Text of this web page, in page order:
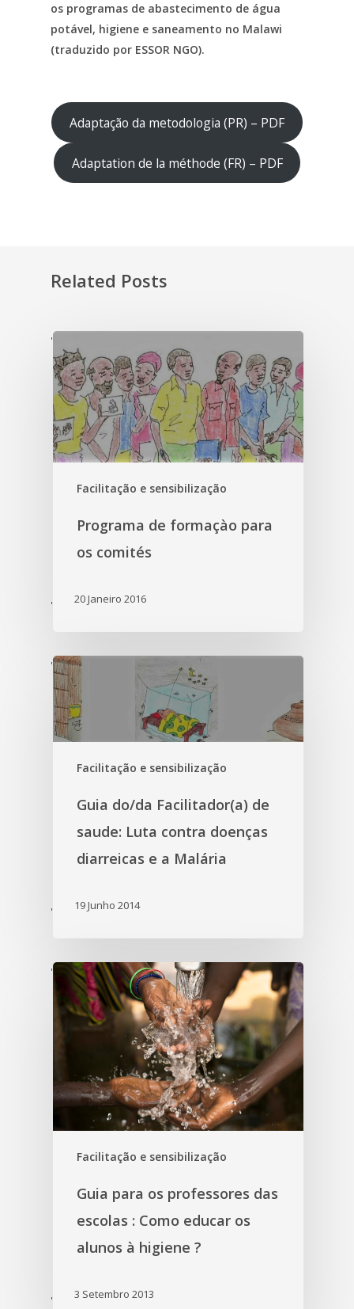
os programas de abastecimento de água
potável, higiene e saneamento no Malawi
(traduzido por ESSOR NGO).
Adaptação da metodologia (PR) – PDF
Adaptation de la méthode (FR) – PDF
Related Posts
'
'
Facilitação e sensibilização
Programa de formaçào para
os comités
20 Janeiro 2016
'
'
Facilitação e sensibilização
Guia do/da Facilitador(a) de
saude: Luta contra doenças
diarreicas e a Malária
19 Junho 2014
'
'
Facilitação e sensibilização
Guia para os professores das
escolas : Como educar os
alunos à higiene ?
3 Setembro 2013